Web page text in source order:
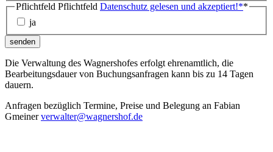
Pflichtfeld Pflichtfeld Datenschutz gelesen und akzeptiert!**
ja
senden
Die Verwaltung des Wagnershofes erfolgt ehrenamtlich, die
Bearbeitungsdauer von Buchungsanfragen kann bis zu 14 Tagen
dauern.
Anfragen bezüglich Termine, Preise und Belegung an Fabian
Gmeinerverwalter@wagnershof.de